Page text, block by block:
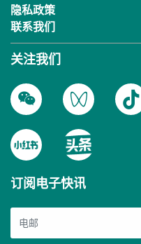
隐私政策
联系我们
关注我们
订阅电子快讯